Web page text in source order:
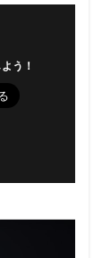
う！